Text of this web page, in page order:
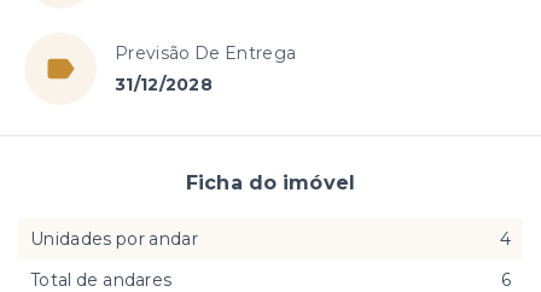
Previsão De Entrega
31/12/2028
Ficha do imóvel
Unidades por andar
4
Total de andares
6